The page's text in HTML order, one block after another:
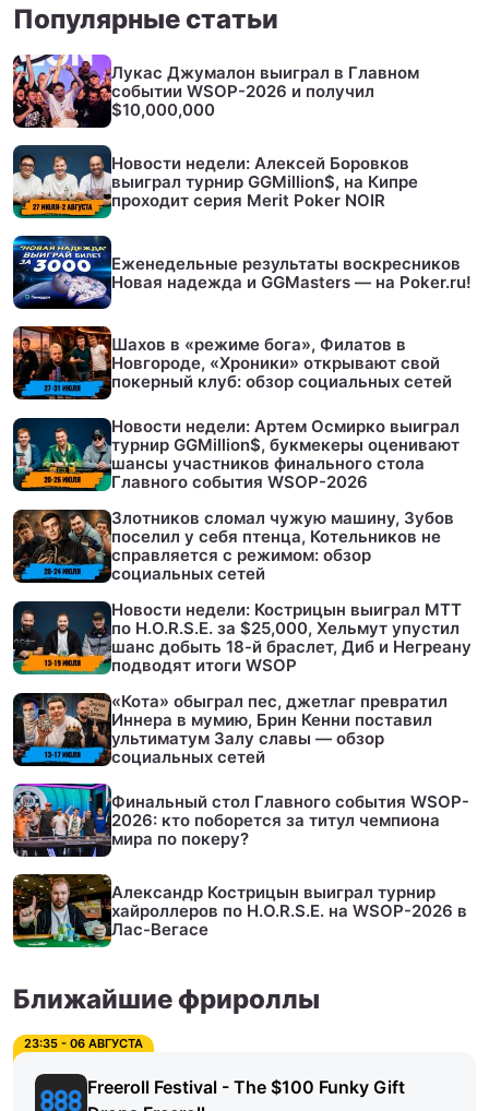
Популярные статьи
Лукас Джумалон выиграл в Главном
событии WSOP-2026 и получил
$10,000,000
Новости недели: Алексей Боровков
выиграл турнир GGMillion$, на Кипре
проходит серия Merit Poker NOIR
Еженедельные результаты воскресников
Новая надежда и GGMasters — на Poker.ru!
Шахов в «режиме бога», Филатов в
Новгороде, «Хроники» открывают свой
покерный клуб: обзор социальных сетей
Новости недели: Артем Осмирко выиграл
турнир GGMillion$, букмекеры оценивают
шансы участников финального стола
Главного события WSOP-2026
Злотников сломал чужую машину, Зубов
поселил у себя птенца, Котельников не
справляется с режимом: обзор
социальных сетей
Новости недели: Кострицын выиграл МТТ
по H.O.R.S.E. за $25,000, Хельмут упустил
шанс добыть 18-й браслет, Диб и Негреану
подводят итоги WSOP
«Кота» обыграл пес, джетлаг превратил
Иннера в мумию, Брин Кенни поставил
ультиматум Залу славы — обзор
социальных сетей
Финальный стол Главного события WSOP-
2026: кто поборется за титул чемпиона
мира по покеру?
Александр Кострицын выиграл турнир
хайроллеров по H.O.R.S.E. на WSOP-2026 в
Лас-Вегасе
Ближайшие фрироллы
23:35 - 06 АВГУСТА
Freeroll Festival - The $100 Funky Gift